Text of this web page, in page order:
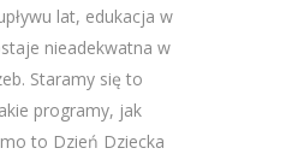
lat, edukacja w
nieadekwatna w
Staramy się to
programy, jak
to Dzień Dziecka